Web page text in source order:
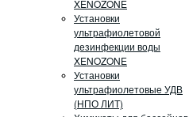
XENOZONE
Установки
ультрафиолетовой
дезинфекции воды
XENOZONE
Установки
ультрафиолетовые УДВ
(НПО ЛИТ)